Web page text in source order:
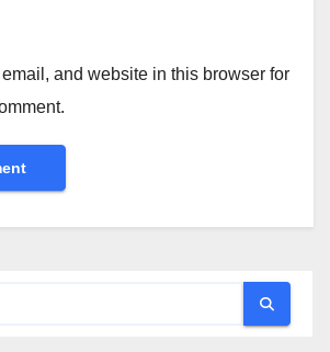
and website in this browser for